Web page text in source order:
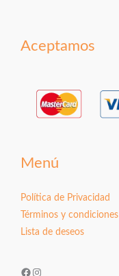
Aceptamos
Menú
Política de Privacidad
Términos y condiciones
Lista de deseos
Facebook
Instagram